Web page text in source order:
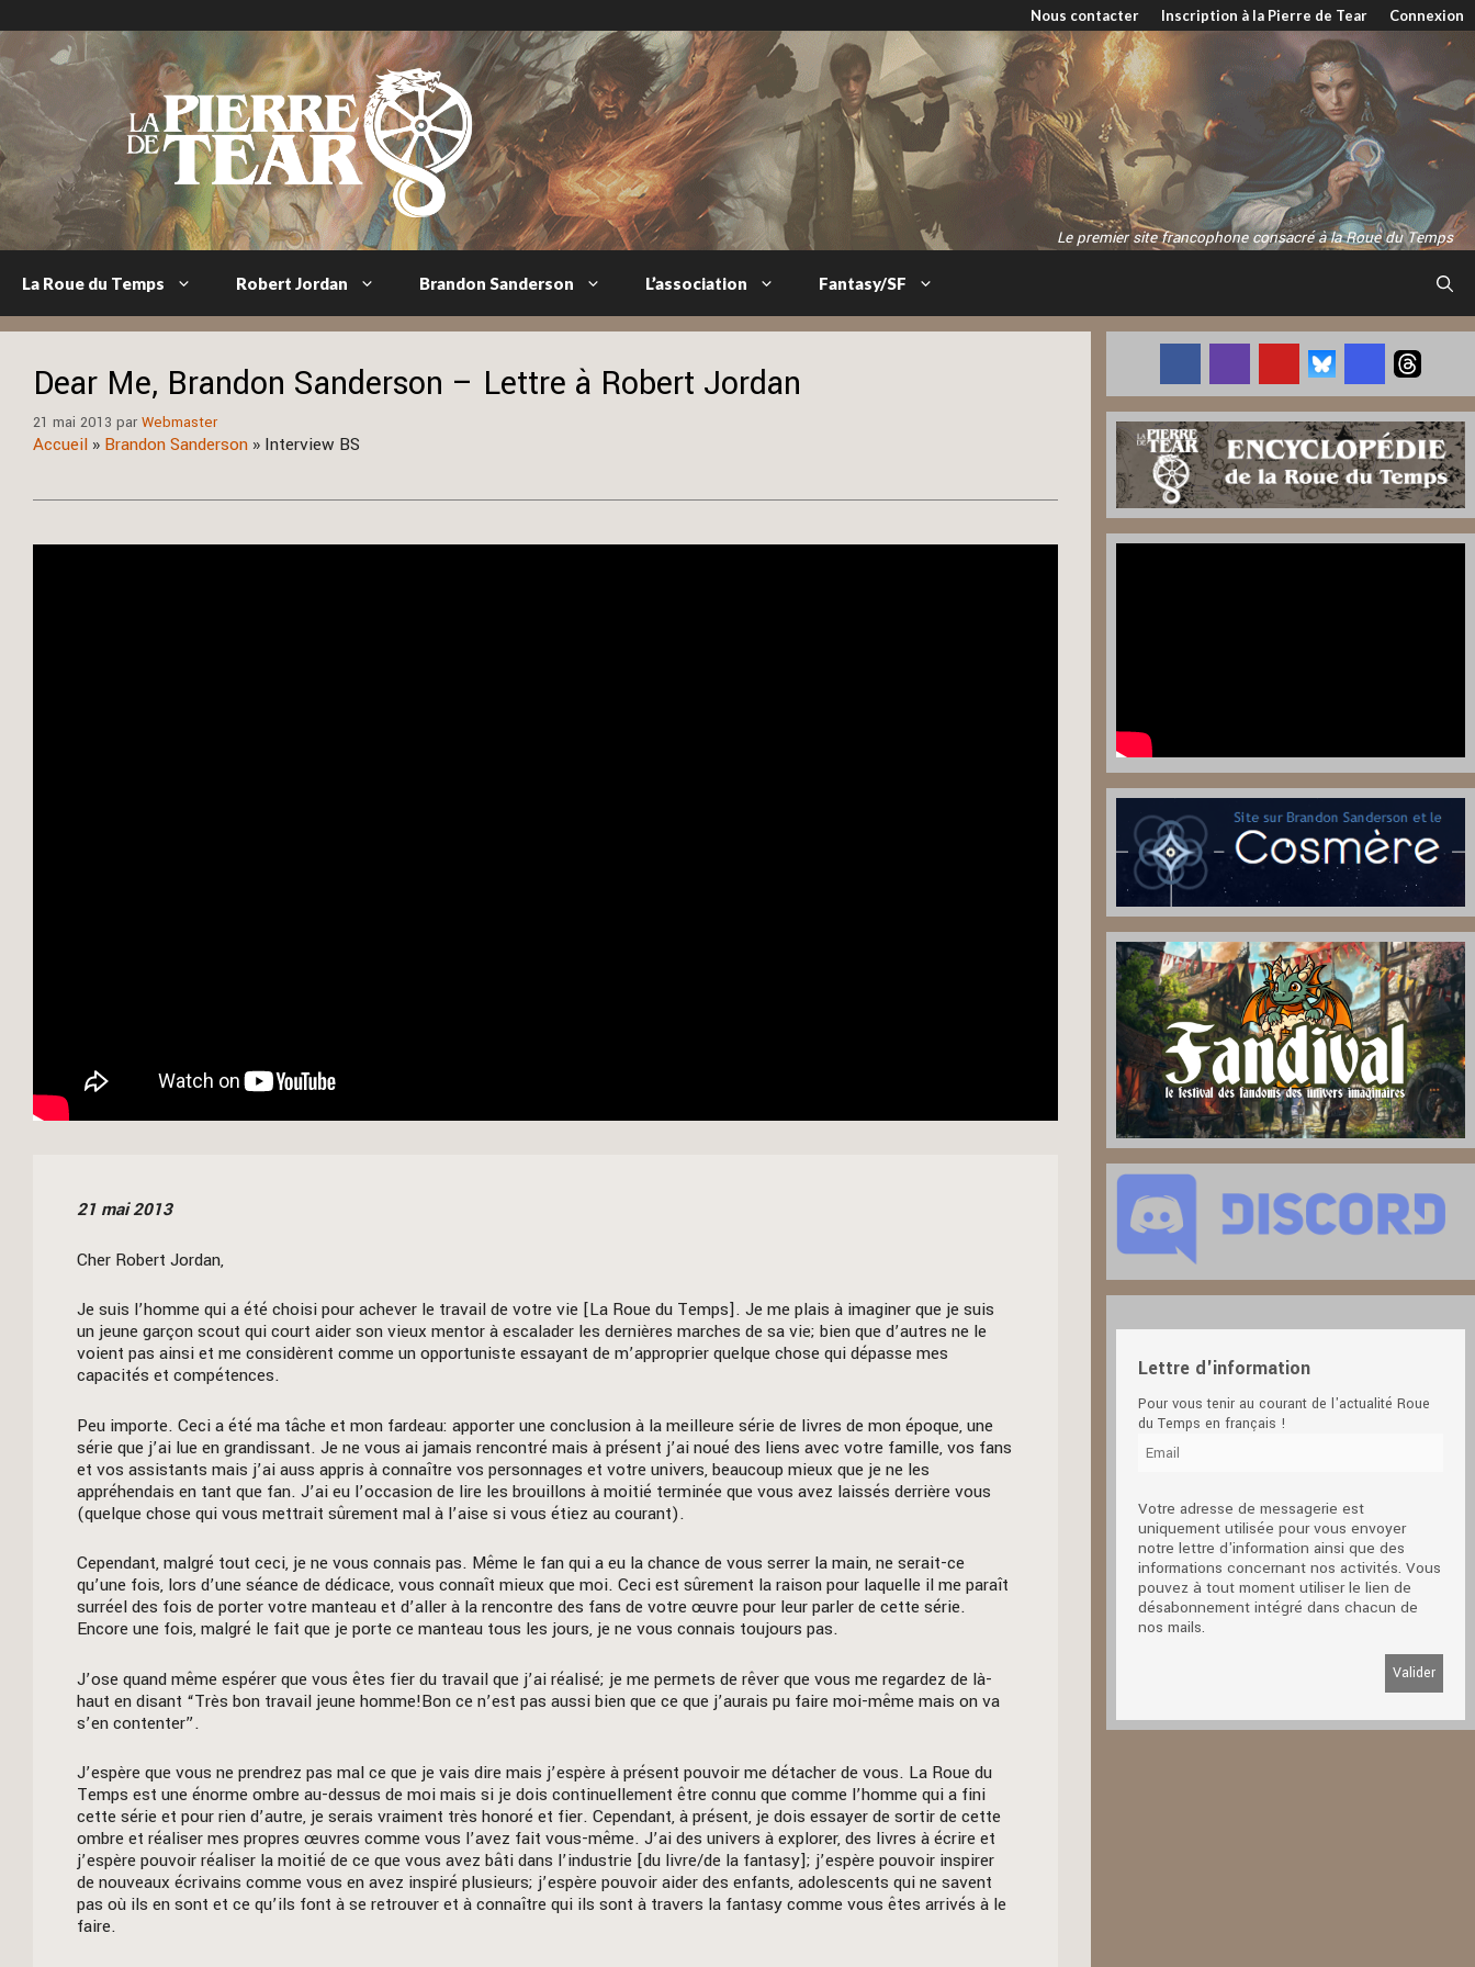
au
contenu
Nous contacter Inscription à la Pierre de Tear Connexion
Le premier site francophone consacré à la Roue du Temps
La Roue du Temps Robert Jordan Brandon Sanderson L’association Fantasy/SF
Dear Me, Brandon Sanderson – Lettre à Robert Jordan
21 mai 2013 par Webmaster
Accueil » Brandon Sanderson » Interview BS
21 mai 2013
Cher Robert Jordan,
Je suis l’homme qui a été choisi pour achever le travail de votre vie [La Roue du Temps]. Je me plais à imaginer que je suis
un jeune garçon scout qui court aider son vieux mentor à escalader les dernières marches de sa vie; bien que d’autres ne le
voient pas ainsi et me considèrent comme un opportuniste essayant de m’approprier quelque chose qui dépasse mes
capacités et compétences.
Peu importe. Ceci a été ma tâche et mon fardeau: apporter une conclusion à la meilleure série de livres de mon époque, une
série que j’ai lue en grandissant. Je ne vous ai jamais rencontré mais à présent j’ai noué des liens avec votre famille, vos fans
et vos assistants mais j’ai auss appris à connaître vos personnages et votre univers, beaucoup mieux que je ne les
appréhendais en tant que fan. J’ai eu l’occasion de lire les brouillons à moitié terminée que vous avez laissés derrière vous
(quelque chose qui vous mettrait sûrement mal à l’aise si vous étiez au courant).
Cependant, malgré tout ceci, je ne vous connais pas. Même le fan qui a eu la chance de vous serrer la main, ne serait-ce
qu’une fois, lors d’une séance de dédicace, vous connaît mieux que moi. Ceci est sûrement la raison pour laquelle il me paraît
surréel des fois de porter votre manteau et d’aller à la rencontre des fans de votre œuvre pour leur parler de cette série.
Encore une fois, malgré le fait que je porte ce manteau tous les jours, je ne vous connais toujours pas.
J’ose quand même espérer que vous êtes fier du travail que j’ai réalisé; je me permets de rêver que vous me regardez de là-
haut en disant “Très bon travail jeune homme!Bon ce n’est pas aussi bien que ce que j’aurais pu faire moi-même mais on va
s’en contenter”.
J’espère que vous ne prendrez pas mal ce que je vais dire mais j’espère à présent pouvoir me détacher de vous. La Roue du
Temps est une énorme ombre au-dessus de moi mais si je dois continuellement être connu que comme l’homme qui a fini
cette série et pour rien d’autre, je serais vraiment très honoré et fier. Cependant, à présent, je dois essayer de sortir de cette
ombre et réaliser mes propres œuvres comme vous l’avez fait vous-même. J’ai des univers à explorer, des livres à écrire et
j’espère pouvoir réaliser la moitié de ce que vous avez bâti dans l’industrie [du livre/de la fantasy]; j’espère pouvoir inspirer
de nouveaux écrivains comme vous en avez inspiré plusieurs; j’espère pouvoir aider des enfants, adolescents qui ne savent
pas où ils en sont et ce qu’ils font à se retrouver et à connaître qui ils sont à travers la fantasy comme vous êtes arrivés à le
faire.
Lettre d'information
Pour vous tenir au courant de l'actualité Roue
du Temps en français !
Votre adresse de messagerie est
uniquement utilisée pour vous envoyer
notre lettre d'information ainsi que des
informations concernant nos activités. Vous
pouvez à tout moment utiliser le lien de
désabonnement intégré dans chacun de
nos mails.